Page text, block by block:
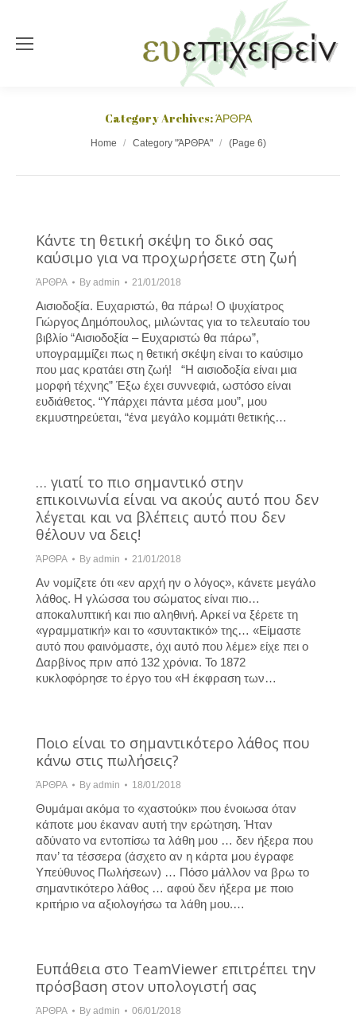
Category Archives:ΆΡΘΡΑ
Home Category "ΆΡΘΡΑ" (Page 6)
Κάντε τη θετική σκέψη το δικό σας
καύσιµο για να προχωρήσετε στη ζωή
ΆΡΘΡΑ By admin 21/01/2018
Αισιοδοξία. Ευχαριστώ, θα πάρω! Ο ψυχίατρος
Γιώργος Δηµόπουλος, µιλώντας για το τελευταίο του
βιβλίο “Αισιοδοξία – Ευχαριστώ θα πάρω”,
υπογραµµίζει πως η θετική σκέψη είναι το καύσιµο
που µας κρατάει στη ζωή! “Η αισιοδοξία είναι µια
µορφή τέχνης” Έξω έχει συννεφιά, ωστόσο είναι
ευδιάθετος. “Υπάρχει πάντα µέσα µου”, µου
εκµυστηρεύεται, “ένα µεγάλο κοµµάτι θετικής…
… γιατί το πιο σημαντικό στην
επικοινωνία είναι να ακούς αυτό που δεν
λέγεται και να βλέπεις αυτό που δεν
θέλουν να δεις!
ΆΡΘΡΑ By admin 21/01/2018
Αν νομίζετε ότι «εν αρχή ην ο λόγος», κάνετε μεγάλο
λάθος. Η γλώσσα του σώματος είναι πιο…
αποκαλυπτική και πιο αληθινή. Αρκεί να ξέρετε τη
«γραμματική» και το «συντακτικό» της… «Είμαστε
αυτό που φαινόμαστε, όχι αυτό που λέμε» είχε πει ο
Δαρβίνος πριν από 132 χρόνια. Το 1872
κυκλοφόρησε το έργο του «Η έκφραση των…
Ποιο είναι το σημαντικότερο λάθος που
κάνω στις πωλήσεις?
ΆΡΘΡΑ By admin 18/01/2018
Θυμάμαι ακόμα το «χαστούκι» που ένοιωσα όταν
κάποτε μου έκαναν αυτή την ερώτηση. Ήταν
αδύνατο να εντοπίσω τα λάθη μου … δεν ήξερα που
παν’ τα τέσσερα (άσχετο αν η κάρτα μου έγραφε
Υπεύθυνος Πωλήσεων) … Πόσο μάλλον να βρω το
σημαντικότερο λάθος … αφού δεν ήξερα με ποιο
κριτήριο να αξιολογήσω τα λάθη μου.…
Ευπάθεια στο TeamViewer επιτρέπει την
πρόσβαση στον υπολογιστή σας
ΆΡΘΡΑ By admin 06/01/2018